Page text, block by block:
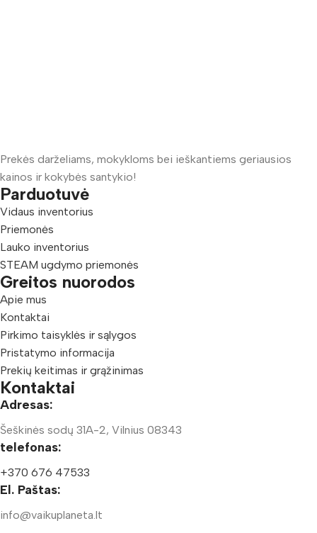
Prekės darželiams, mokykloms bei ieškantiems geriausios
kainos ir kokybės santykio!
Parduotuvė
Vidaus inventorius
Priemonės
Lauko inventorius
STEAM ugdymo priemonės
Greitos nuorodos
Apie mus
Kontaktai
Pirkimo taisyklės ir sąlygos
Pristatymo informacija
Prekių keitimas ir grąžinimas
Kontaktai
Adresas:
Šeškinės sodų 31A-2, Vilnius 08343
telefonas:
+370 676 47533
El. Paštas:
info@vaikuplaneta.lt